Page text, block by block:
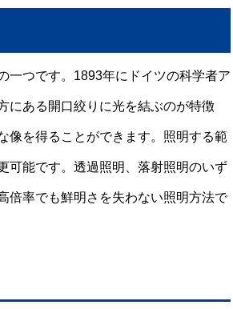
一つです。1893年にドイツの科学者ア
にある開口絞りに光を結ぶのが特徴
像を得ることができます。照明する範
可能です。透過照明、落射照明のいず
倍率でも鮮明さを失わない照明方法で